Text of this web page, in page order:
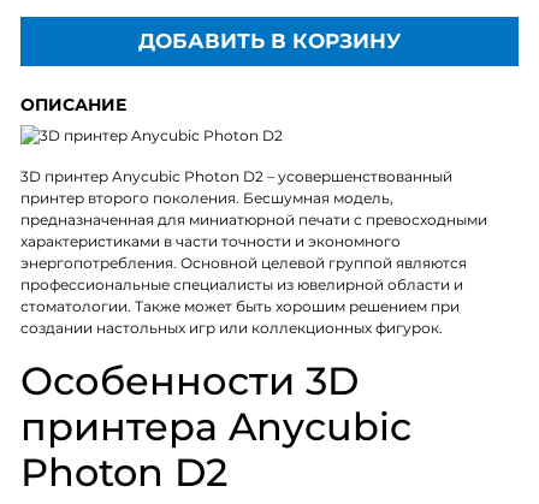
ДОБАВИТЬ В КОРЗИНУ
ОПИСАНИЕ
3D принтер Anycubic Photon D2 – усовершенствованный
принтер второго поколения. Бесшумная модель,
предназначенная для миниатюрной печати с превосходными
характеристиками в части точности и экономного
энергопотребления. Основной целевой группой являются
профессиональные специалисты из ювелирной области и
стоматологии. Также может быть хорошим решением при
создании настольных игр или коллекционных фигурок.
Особенности 3D
принтера Anycubic
Photon D2